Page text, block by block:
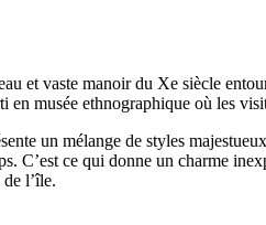
et vaste manoir du Xe siècle
en musée ethnographique où les
un mélange de styles
C’est ce qui donne un charme
l’île.